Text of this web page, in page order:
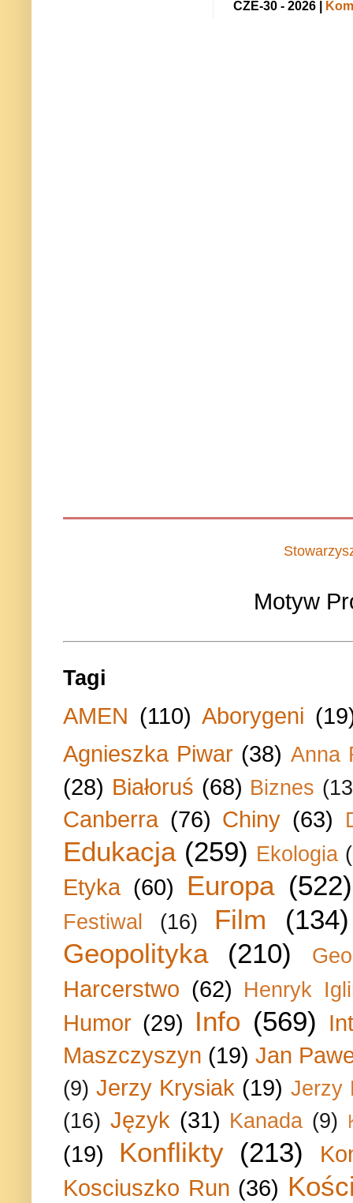
CZE-30 - 2026 |
Motyw
Tagi
AMEN (110) Aborygeni
Agnieszka Piwar (38) Anna
(28) Białoruś (68) Biznes
Canberra (76) Chiny (63)
Edukacja (259) Ekologia
Etyka (60) Europa (522)
Festiwal (16) Film
(134)
Geopolityka
(210)
Harcerstwo (62) Henryk
Humor (29) Info (569)
Maszczyszyn (19) Jan
(9) Jerzy Krysiak (19) Jerzy
(16) Język (31) Kanada (9)
(19) Konflikty (213)
Kosciuszko Run (36)